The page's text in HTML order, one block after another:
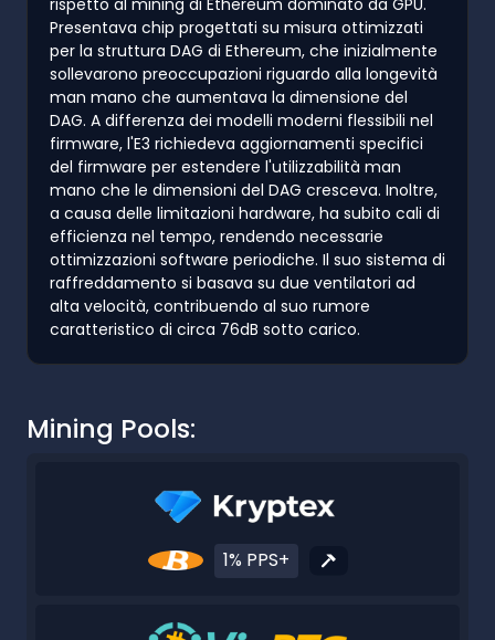
Presentava chip progettati su misura ottimizzati
per la struttura DAG di Ethereum, che inizialmente
sollevarono preoccupazioni riguardo alla longevità
man mano che aumentava la dimensione del
DAG. A differenza dei modelli moderni flessibili nel
firmware, l'E3 richiedeva aggiornamenti specifici
del firmware per estendere l'utilizzabilità man
mano che le dimensioni del DAG cresceva. Inoltre,
a causa delle limitazioni hardware, ha subito cali di
efficienza nel tempo, rendendo necessarie
ottimizzazioni software periodiche. Il suo sistema di
raffreddamento si basava su due ventilatori ad
alta velocità, contribuendo al suo rumore
caratteristico di circa 76dB sotto carico.
Mining Pools:
1% PPS+